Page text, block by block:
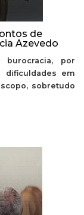
de
Azevedo
burocracia, por
dificuldades em
sobretudo